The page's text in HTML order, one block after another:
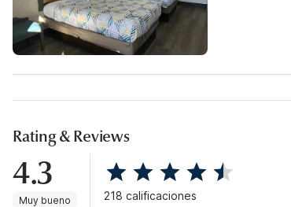
Rating & Reviews
4.3
Muy bueno 218 calificaciones